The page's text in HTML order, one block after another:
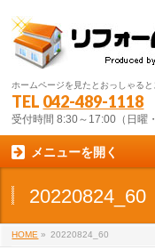
ホームページを見たとおっしゃる
TEL 042-489-1118
受付時間 8:30～17:00（日曜
メニューを開く
20220824_60
HOME » 20220824_60